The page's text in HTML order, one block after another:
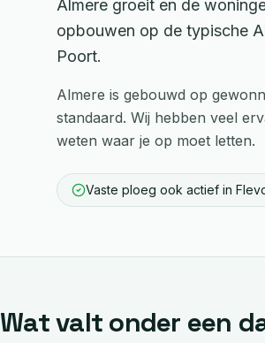
Almere groeit en de
opbouwen op de typische
Poort.
Almere is gebouwd op
standaard. Wij hebben veel
weten waar je op moet letten.
Vaste ploeg ook actief in
Wat valt onder een